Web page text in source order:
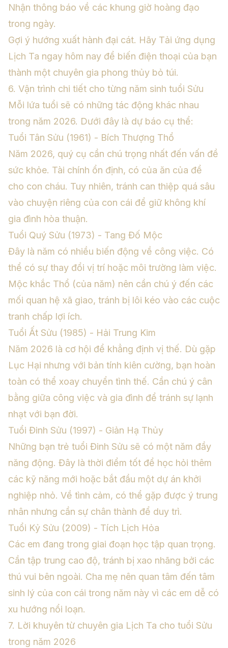
Nhận thông báo về các khung giờ hoàng đạo
trong ngày.
Gợi ý hướng xuất hành đại cát. Hãy Tải ứng dụng
Lịch Ta ngay hôm nay để biến điện thoại của bạn
thành một chuyên gia phong thủy bỏ túi.
6. Vận trình chi tiết cho từng năm sinh tuổi Sửu
Mỗi lứa tuổi sẽ có những tác động khác nhau
trong năm 2026. Dưới đây là dự báo cụ thể:
Tuổi Tân Sửu (1961) - Bích Thượng Thổ
Năm 2026, quý cụ cần chú trọng nhất đến vấn đề
sức khỏe. Tài chính ổn định, có của ăn của để
cho con cháu. Tuy nhiên, tránh can thiệp quá sâu
vào chuyện riêng của con cái để giữ không khí
gia đình hòa thuận.
Tuổi Quý Sửu (1973) - Tang Đố Mộc
Đây là năm có nhiều biến động về công việc. Có
thể có sự thay đổi vị trí hoặc môi trường làm việc.
Mộc khắc Thổ (của năm) nên cần chú ý đến các
mối quan hệ xã giao, tránh bị lôi kéo vào các cuộc
tranh chấp lợi ích.
Tuổi Ất Sửu (1985) - Hải Trung Kim
Năm 2026 là cơ hội để khẳng định vị thế. Dù gặp
Lục Hại nhưng với bản tính kiên cường, bạn hoàn
toàn có thể xoay chuyển tình thế. Cần chú ý cân
bằng giữa công việc và gia đình để tránh sự lạnh
nhạt với bạn đời.
Tuổi Đinh Sửu (1997) - Giản Hạ Thủy
Những bạn trẻ tuổi Đinh Sửu sẽ có một năm đầy
năng động. Đây là thời điểm tốt để học hỏi thêm
các kỹ năng mới hoặc bắt đầu một dự án khởi
nghiệp nhỏ. Về tình cảm, có thể gặp được ý trung
nhân nhưng cần sự chân thành để duy trì.
Tuổi Kỷ Sửu (2009) - Tích Lịch Hỏa
Các em đang trong giai đoạn học tập quan trọng.
Cần tập trung cao độ, tránh bị xao nhãng bởi các
thú vui bên ngoài. Cha mẹ nên quan tâm đến tâm
sinh lý của con cái trong năm này vì các em dễ có
xu hướng nổi loạn.
7. Lời khuyên từ chuyên gia Lịch Ta cho tuổi Sửu
trong năm 2026